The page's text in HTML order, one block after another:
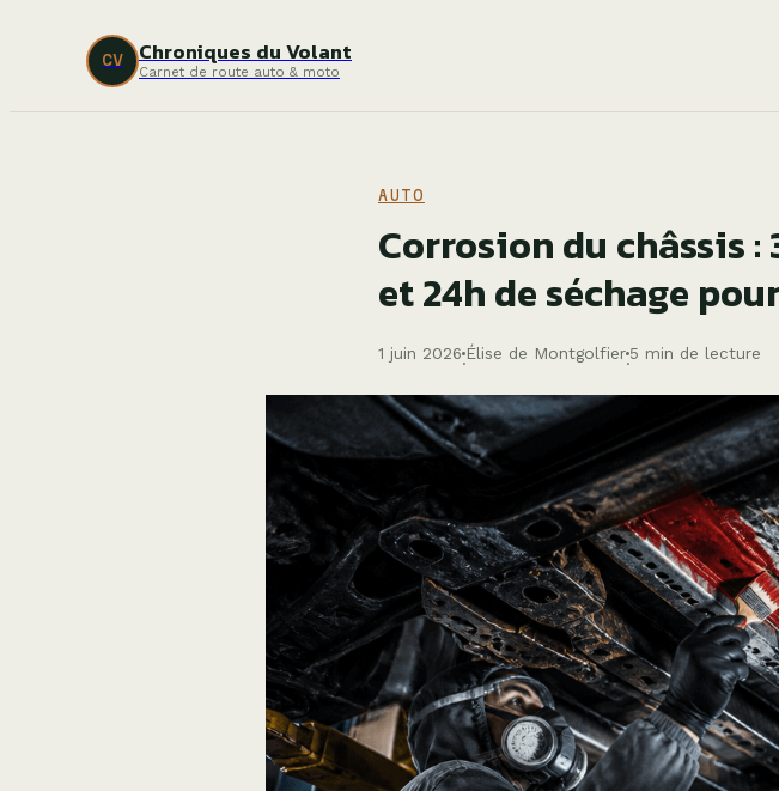
CV Chroniques du Volant
Carnet de route auto & moto
AUTO
Corrosion du châssis
et 24h de séchage
1 juin 2026
·
Élise de Montgolfier
·
5 min de lecture